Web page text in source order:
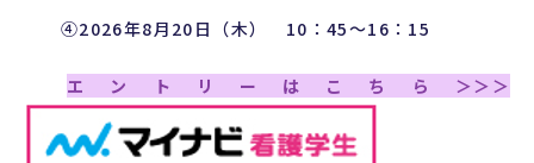
④2026年8月20日（木） 10：45～16：15
エントリーはこちら＞＞＞